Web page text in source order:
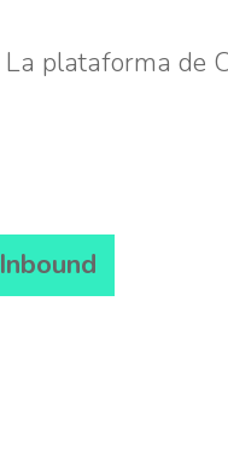
La plataforma de
Inbound